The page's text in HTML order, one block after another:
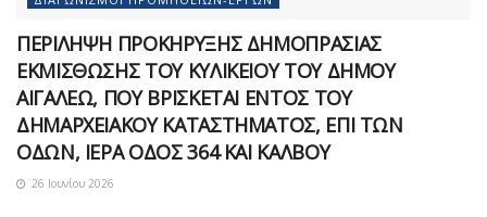
ΠΕΡΙΛΗΨΗ ΠΡΟΚΗΡΥΞΗΣ ΔΗΜΟΠΡΑΣΙΑΣ
ΕΚΜΙΣΘΩΣΗΣ ΤΟΥ ΚΥΛΙΚΕΙΟΥ ΤΟΥ ΔΗΜΟΥ
ΑΙΓΑΛΕΩ, ΠΟΥ ΒΡΙΣΚΕΤΑΙ ΕΝΤΟΣ ΤΟΥ
ΔΗΜΑΡΧEΙΑΚΟΥ ΚΑΤΑΣΤΗΜΑΤΟΣ, ΕΠΙ ΤΩΝ
ΟΔΩΝ, ΙΕΡΑ ΟΔΟΣ 364 ΚΑΙ ΚΑΛΒΟΥ
26 Ιουνίου 2026